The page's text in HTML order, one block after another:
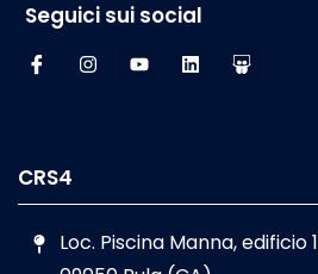
Seguici sui social
CRS4
Loc. Piscina Manna, edificio 1